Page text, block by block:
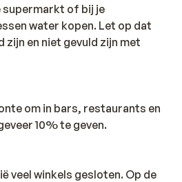
supermarkt of bij je
water kopen. Let op dat
en niet gevuld zijn met
om in bars, restaurants en
10% te geven.
veel winkels gesloten. Op de